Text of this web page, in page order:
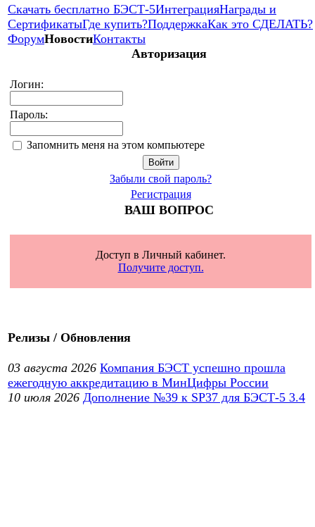
Скачать бесплатно БЭСТ-5ИнтеграцияНаграды и
СертификатыГде купить?ПоддержкаКак это СДЕЛАТЬ?
ФорумНовостиКонтакты
Авторизация
Логин:
Пароль:
Запомнить меня на этом компьютере
Забыли свой пароль?
Регистрация
ВАШ ВОПРОС
Доступ в Личный кабинет.
Получите доступ.
Релизы / Обновления
03 августа 2026 Компания БЭСТ успешно прошла
ежегодную аккредитацию в МинЦифры России
10 июля 2026 Дополнение №39 к SP37 для БЭСТ-5 3.4